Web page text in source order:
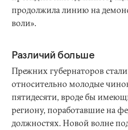
продолжила линию на
воли».
Различий больше
Прежних губернаторов
относительно молодые
пятидесяти, вроде бы
региону, поработавшие на
должностях. Новой волне